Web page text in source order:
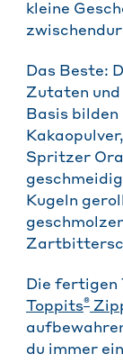
kleine
Das Beste:
Zutaten und
Basis
Spritzer
Kugeln
Die fertigen
Toppits®
du immer